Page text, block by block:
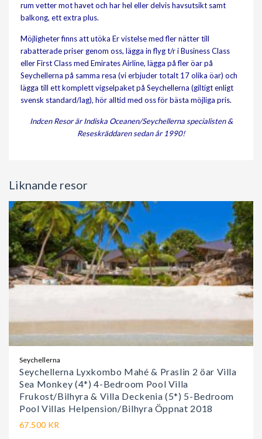
rum vetter mot havet och har hel eller delvis havsutsikt samt
balkong, ett extra plus.
Möjligheter finns att utöka Er vistelse med fler nätter till
rabatterade priser genom oss, lägga in flyg t/r i Business Class
eller First Class med Emirates Airline, lägga på fler öar på
Seychellerna på samma resa (vi erbjuder totalt 17 olika öar) och
lägga till ett komplett vigselpaket på Seychellerna (giltigt enligt
svensk standard/lag), hör alltid med oss för bästa möjliga pris.
Indcen Resor är Indiska Oceanen/Seychellerna specialisten &
Reseskräddaren sedan år 1990!
Liknande resor
Seychellerna
Seychellerna Lyxkombo Mahé & Praslin 2 öar Villa
Sea Monkey (4*) 4-Bedroom Pool Villa
Frukost/Bilhyra & Villa Deckenia (5*) 5-Bedroom
Pool Villas Helpension/Bilhyra Öppnat 2018
67.500 KR